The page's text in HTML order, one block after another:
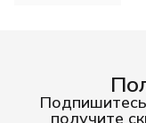
получите